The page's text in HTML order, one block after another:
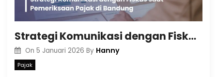
Strategi Komunikasi dengan Fiskus saat Pemeriksaan Pajak di Bandung
On 5 Januari 2026 By Hanny
Pajak